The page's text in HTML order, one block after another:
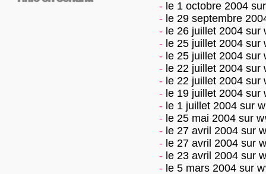
- le 1 octobre 2004
- le 29 septembre
- le 26 juillet 2004 sur
- le 25 juillet 2004 sur
- le 25 juillet 2004 sur
- le 22 juillet 2004 sur
- le 22 juillet 2004 sur
- le 19 juillet 2004 sur
- le 1 juillet 2004 sur
- le 25 mai 2004 sur
- le 27 avril 2004 sur
- le 27 avril 2004 sur
- le 23 avril 2004 sur
- le 5 mars 2004 sur